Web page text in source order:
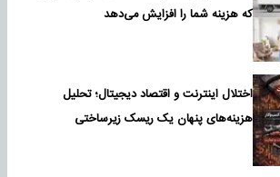
که هزینه شما را افزایش می‌دهد
اختلال اینترنت و اقتصاد دیجیتال؛ تحلیل
هزینه‌های پنهان یک ریسک زیرساختی